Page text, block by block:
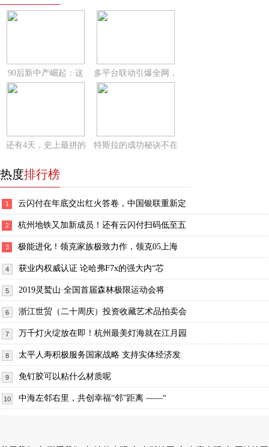
90后新中产崛起：这 多平台联动引爆全网，
还有4天，史上最拼的 特斯拉的成功秘诀不在
热度排行榜
1 云闪付在年底交出红火答卷，中国银联重新定
2 杭州地铁又加新成员！还有云闪付扫码低至五
3 极能进化！领克家族极致力作，领克05上海
4 获业内权威认证 论哈弗F7x的强大内“芯
5 2019灵鹫山·全国首届森林极限运动会将
6 浙江世贸（二十周庆）投资收藏艺术品拍卖会
7 万千灯火绽放在即！杭州最美灯海就在江月园
8 太平人寿积极服务国家战略 支持实体经济发
9 免钉胶可以粘什么材质呢
10 中海左邻右里，共创幸福“邻”距离 ——“